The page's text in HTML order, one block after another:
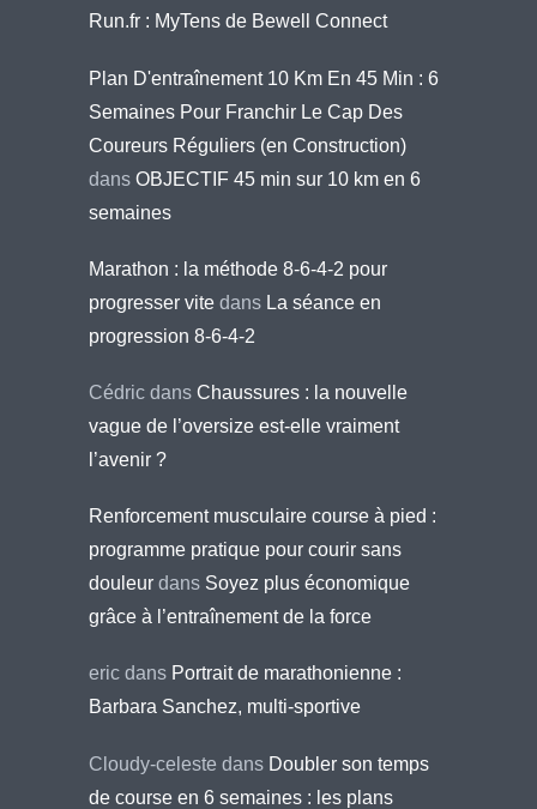
Run.fr : MyTens de Bewell Connect
Plan D'entraînement 10 Km En 45 Min : 6
Semaines Pour Franchir Le Cap Des
Coureurs Réguliers (en Construction)
dans OBJECTIF 45 min sur 10 km en 6
semaines
Marathon : la méthode 8-6-4-2 pour
progresser vite dans La séance en
progression 8-6-4-2
Cédric dans Chaussures : la nouvelle
vague de l’oversize est-elle vraiment
l’avenir ?
Renforcement musculaire course à pied :
programme pratique pour courir sans
douleur dans Soyez plus économique
grâce à l’entraînement de la force
eric dans Portrait de marathonienne :
Barbara Sanchez, multi-sportive
Cloudy-celeste dans Doubler son temps
de course en 6 semaines : les plans